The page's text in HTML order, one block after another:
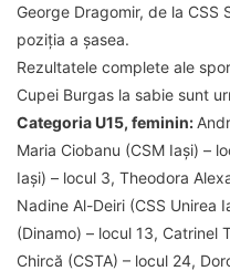
George Dragomir, de la
poziția a șasea.
Rezultatele complete ale
Cupei Burgas la sabie sunt
Categoria U15, feminin:
Maria Ciobanu (CSM Iași) –
Iași) – locul 3, Theodora
Nadine Al-Deiri (CSS Unirea
(Dinamo) – locul 13, Catrinel
Chircă (CSTA) – locul 24,